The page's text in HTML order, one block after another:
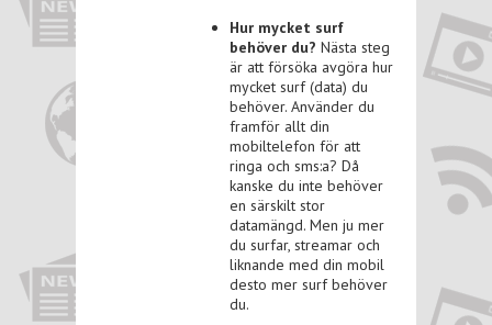
Hur mycket surf
behöver du? Nästa steg
är att försöka avgöra hur
mycket surf (data) du
behöver. Använder du
framför allt din
mobiltelefon för att
ringa och sms:a? Då
kanske du inte behöver
en särskilt stor
datamängd. Men ju mer
du surfar, streamar och
liknande med din mobil
desto mer surf behöver
du.